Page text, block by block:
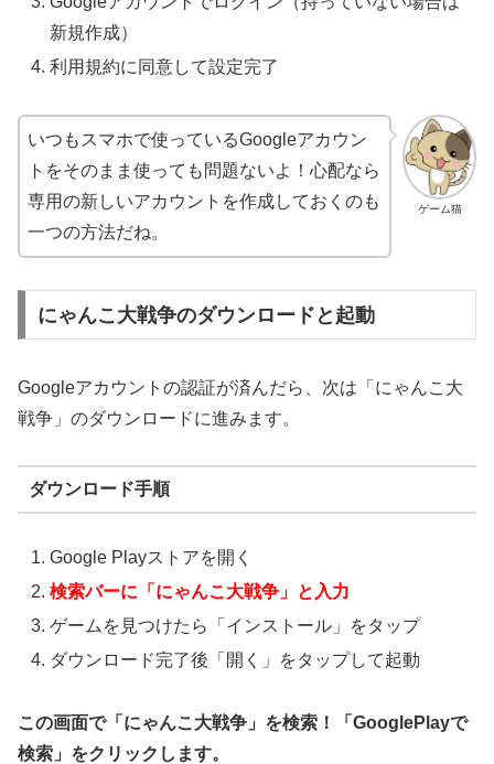
新規作成）
利用規約に同意して設定完了
ゲーム猫
いつもスマホで使っているGoogleアカウン
トをそのまま使っても問題ないよ！心配なら
専用の新しいアカウントを作成しておくのも
一つの方法だね。
にゃんこ大戦争のダウンロードと起動
Googleアカウントの認証が済んだら、次は「にゃんこ大
戦争」のダウンロードに進みます。
ダウンロード手順
Google Playストアを開く
検索バーに「にゃんこ大戦争」と入力
ゲームを見つけたら「インストール」をタップ
ダウンロード完了後「開く」をタップして起動
この画面で「にゃんこ大戦争」を検索！「GooglePlayで
検索」をクリックします。